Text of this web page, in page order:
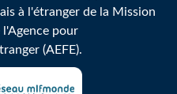
à l'étranger de la Mission
l'Agence pour
(AEFE).